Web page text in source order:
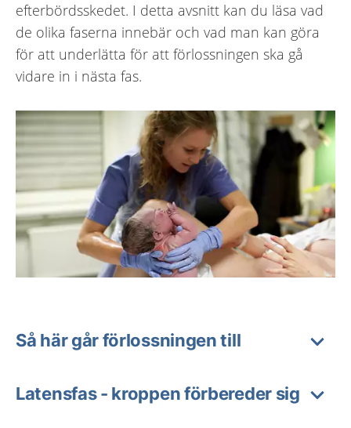
efterbördsskedet. I detta avsnitt kan du läsa vad
de olika faserna innebär och vad man kan göra
för att underlätta för att förlossningen ska gå
vidare in i nästa fas.
Så här går förlossningen till
Latensfas - kroppen förbereder sig